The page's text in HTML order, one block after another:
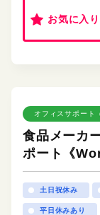
お気に入
オフィスサポート
食品メーカ
ポート《
土日祝休み
平日休みあり